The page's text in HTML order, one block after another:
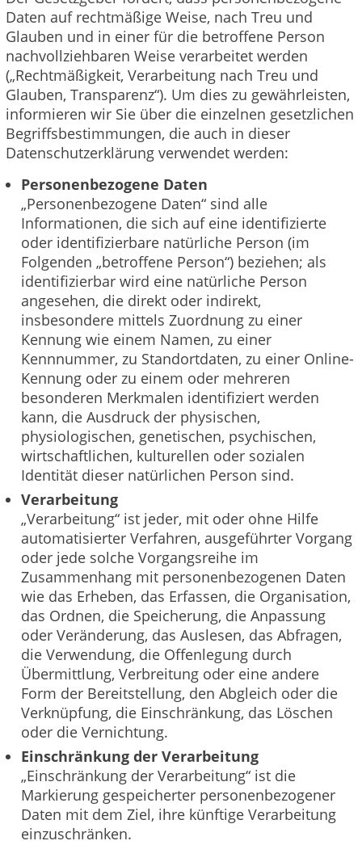
Daten auf rechtmäßige Weise, nach Treu und
Glauben und in einer für die betroffene Person
nachvollziehbaren Weise verarbeitet werden
(„Rechtmäßigkeit, Verarbeitung nach Treu und
Glauben, Transparenz“). Um dies zu gewährleisten,
informieren wir Sie über die einzelnen gesetzlichen
Begriffsbestimmungen, die auch in dieser
Datenschutzerklärung verwendet werden:
Personenbezogene Daten
„Personenbezogene Daten“ sind alle
Informationen, die sich auf eine identifizierte
oder identifizierbare natürliche Person (im
Folgenden „betroffene Person“) beziehen; als
identifizierbar wird eine natürliche Person
angesehen, die direkt oder indirekt,
insbesondere mittels Zuordnung zu einer
Kennung wie einem Namen, zu einer
Kennnummer, zu Standortdaten, zu einer Online-
Kennung oder zu einem oder mehreren
besonderen Merkmalen identifiziert werden
kann, die Ausdruck der physischen,
physiologischen, genetischen, psychischen,
wirtschaftlichen, kulturellen oder sozialen
Identität dieser natürlichen Person sind.
Verarbeitung
„Verarbeitung“ ist jeder, mit oder ohne Hilfe
automatisierter Verfahren, ausgeführter Vorgang
oder jede solche Vorgangsreihe im
Zusammenhang mit personenbezogenen Daten
wie das Erheben, das Erfassen, die Organisation,
das Ordnen, die Speicherung, die Anpassung
oder Veränderung, das Auslesen, das Abfragen,
die Verwendung, die Offenlegung durch
Übermittlung, Verbreitung oder eine andere
Form der Bereitstellung, den Abgleich oder die
Verknüpfung, die Einschränkung, das Löschen
oder die Vernichtung.
Einschränkung der Verarbeitung
„Einschränkung der Verarbeitung“ ist die
Markierung gespeicherter personenbezogener
Daten mit dem Ziel, ihre künftige Verarbeitung
einzuschränken.